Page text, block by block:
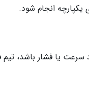
انجام شود.
سرعت یا فشار باشد، تیم